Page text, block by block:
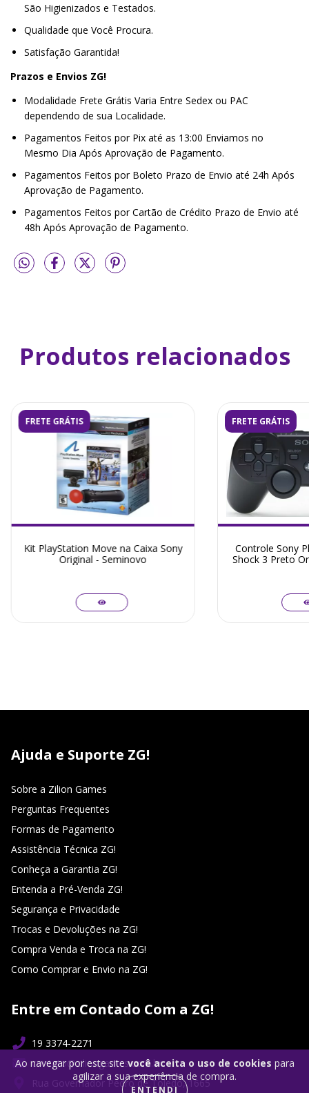
Ao navegar por este sitevocê aceita o uso de cookies para
agilizar a sua experiência de compra.
ENTENDI
São Higienizados e Testados.
Qualidade que Você Procura.
Satisfação Garantida!
Prazos e Envios ZG!
Modalidade Frete Grátis Varia Entre Sedex ou PAC
dependendo de sua Localidade.
Pagamentos Feitos por Pix até as 13:00 Enviamos no
Mesmo Dia Após Aprovação de Pagamento.
Pagamentos Feitos por Boleto Prazo de Envio até 24h Após
Aprovação de Pagamento.
Pagamentos Feitos por Cartão de Crédito Prazo de Envio até
48h Após Aprovação de Pagamento.
Produtos relacionados
FRETE GRÁTIS
Kit PlayStation Move na Caixa Sony
Original - Seminovo
FRETE GRÁTIS
Controle Sony
Shock 3 Preto
Ajuda e Suporte ZG!
Sobre a Zilion Games
Perguntas Frequentes
Formas de Pagamento
Assistência Técnica ZG!
Conheça a Garantia ZG!
Entenda a Pré-Venda ZG!
Segurança e Privacidade
Trocas e Devoluções na ZG!
Compra Venda e Troca na ZG!
Como Comprar e Envio na ZG!
Entre em Contado Com a ZG!
19 3374-2271
contato@ziliongames.com.br
Rua Governador Pedro de Toledo, 1665